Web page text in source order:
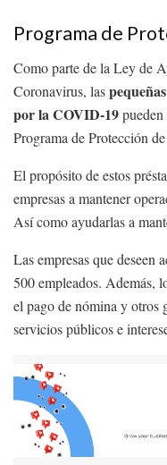
Programa de
Como parte de la Ley de
Coronavirus, las
por la COVID-19
Programa de Protección
El propósito de estos
empresas a mantener
Así como ayudarlas a
Las empresas que deseen
500 empleados. Además,
el pago de nómina y otros
servicios públicos e